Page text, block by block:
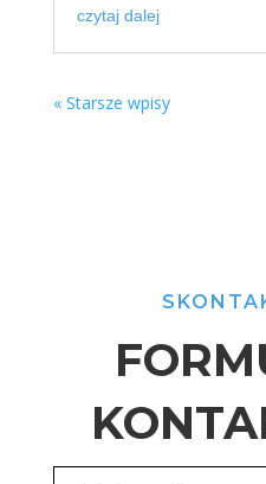
czytaj dalej
« Starsze wpisy